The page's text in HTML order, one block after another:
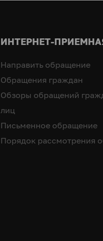
ИНТЕРНЕТ-
Направить обращение
Обращения граждан
Обзоры обращений
лиц
Письменное обращение
Порядок рассмотрения